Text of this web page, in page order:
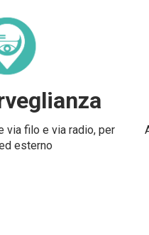
via filo e via radio, per
esterno